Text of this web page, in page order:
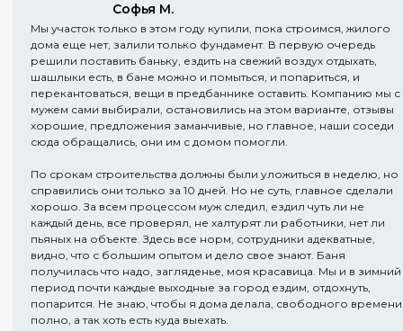
Софья М.
Мы участок только в этом году купили, пока строимся, жилого
дома еще нет, залили только фундамент. В первую очередь
решили поставить баньку, ездить на свежий воздух отдыхать,
шашлыки есть, в бане можно и помыться, и попариться, и
перекантоваться, вещи в предбаннике оставить. Компанию мы с
мужем сами выбирали, остановились на этом варианте, отзывы
хорошие, предложения заманчивые, но главное, наши соседи
сюда обращались, они им с домом помогли.
По срокам строительства должны были уложиться в неделю, но
справились они только за 10 дней. Но не суть, главное сделали
хорошо. За всем процессом муж следил, ездил чуть ли не
каждый день, все проверял, не халтурят ли работники, нет ли
пьяных на объекте. Здесь все норм, сотрудники адекватные,
видно, что с большим опытом и дело свое знают. Баня
получилась что надо, загляденье, моя красавица. Мы и в зимний
период почти каждые выходные за город ездим, отдохнуть,
попарится. Не знаю, чтобы я дома делала, свободного времени
полно, а так хоть есть куда выехать.